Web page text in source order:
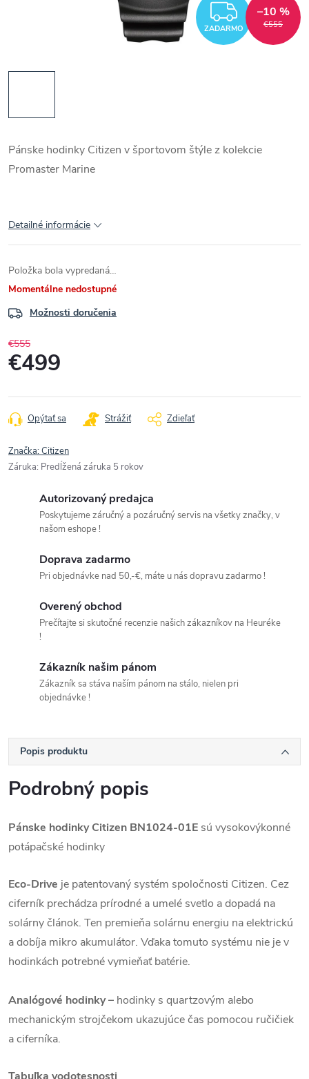
ZADARMO €555
–10 %
Pánske hodinky Citizen v športovom štýle z kolekcie
Promaster Marine
Detailné informácie
Položka bola vypredaná…
Momentálne nedostupné
Možnosti doručenia
€555
€499
cena:
Opýtať sa Strážiť Zdieľať
Značka:Citizen
Záruka: Predĺžená záruka 5 rokov
Autorizovaný predajca
Poskytujeme záručný a pozáručný servis na všetky značky, v
našom eshope !
Doprava zadarmo
Pri objednávke nad 50,-€, máte u nás dopravu zadarmo !
Overený obchod
Prečítajte si skutočné recenzie našich zákazníkov na Heuréke
!
Zákazník našim pánom
Zákazník sa stáva naším pánom na stálo, nielen pri
objednávke !
Popis produktu
Podrobný popis
Pánske hodinky Citizen BN1024-01E sú vysokovýkonné
potápačské hodinky
Eco-Drive je patentovaný systém spoločnosti Citizen. Cez
ciferník prechádza prírodné a umelé svetlo a dopadá na
solárny článok. Ten premieňa solárnu energiu na elektrickú
a dobíja mikro akumulátor. Vďaka tomuto systému nie je v
hodinkách potrebné vymieňať batérie.
Analógové hodinky – hodinky s quartzovým alebo
mechanickým strojčekom ukazujúce čas pomocou ručičiek
a ciferníka.